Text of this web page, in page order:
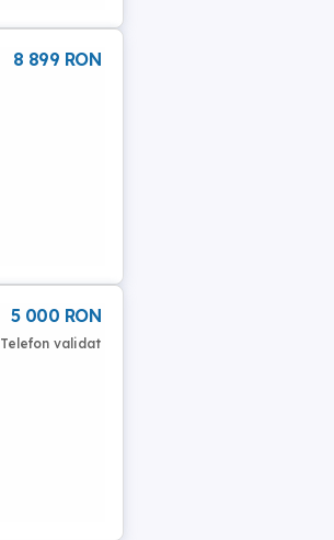
8 899 RON
5 000 RON
Telefon validat